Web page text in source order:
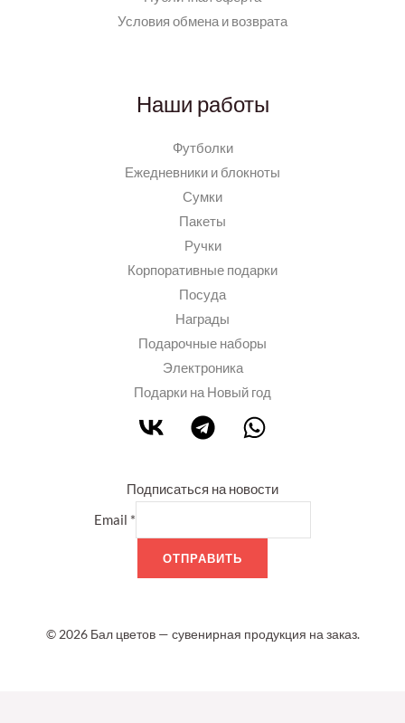
Условия обмена и возврата
Наши работы
Футболки
Ежедневники и блокноты
Сумки
Пакеты
Ручки
Корпоративные подарки
Посуда
Награды
Подарочные наборы
Электроника
Подарки на Новый год
Подписаться на новости
Email *
ОТПРАВИТЬ
© 2026 Бал цветов — сувенирная продукция на заказ.